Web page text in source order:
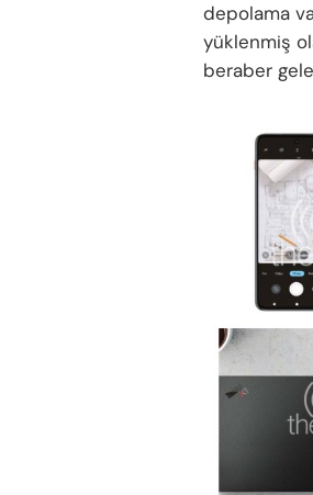
depolama
yüklenmiş
beraber